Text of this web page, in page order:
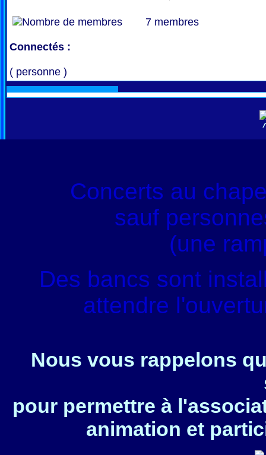
7 membres
Connectés :
( personne )
Concerts au
sauf
(une
Des bancs sont
attendre
Nous vous rappelons
pour permettre à
animation et